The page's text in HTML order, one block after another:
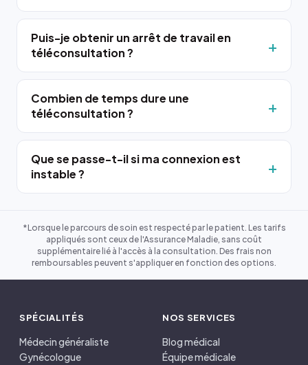
Puis-je obtenir un arrêt de travail en
téléconsultation ?
Combien de temps dure une
téléconsultation ?
Que se passe-t-il si ma connexion est
instable ?
*Lorsque le parcours de soin est respecté par le patient. Les tarifs
appliqués sont ceux de l'Assurance Maladie, sans coût
supplémentaire lié à l'accès à la consultation. Des frais non
remboursables peuvent s'appliquer en fonction des options.
SPÉCIALITÉS
Médecin généraliste
Gynécologue
NOS SERVICES
Blog médical
Équipe médicale